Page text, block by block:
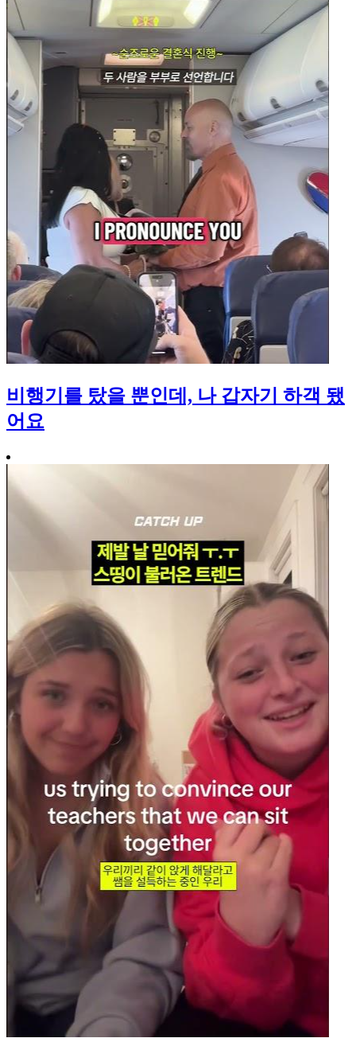
비행기를 탔을 뿐인데, 나 갑자기 하객 됐
어요